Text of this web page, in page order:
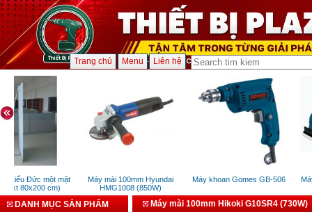
Trang chủ Menu Liên hệ
kiểu Đức một mặt
(kt 80x200 cm)
Máy mài 100mm Hyundai
HMG1008 (850W)
Máy khoan Gomes GB-506
DANH MỤC SẢN PHẨM Máy mài 100mm Hikoki G10SR4 (730W)